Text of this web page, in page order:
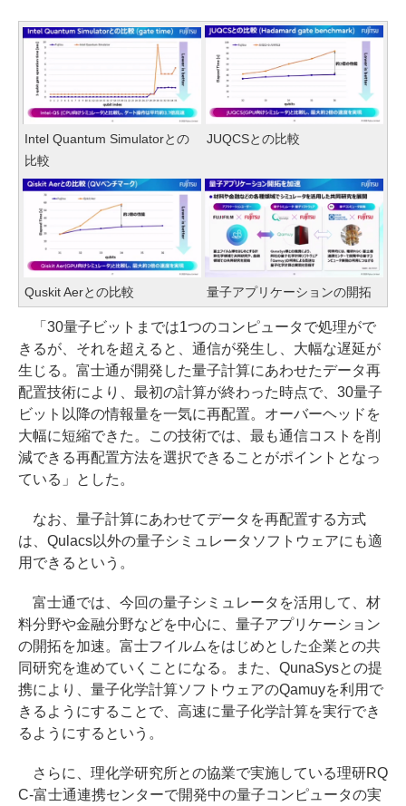
Intel Quantum Simulatorとの
比較
JUQCSとの比較
Quskit Aerとの比較 量子アプリケーションの開拓
「30量子ビットまでは1つのコンピュータで処理がで
きるが、それを超えると、通信が発生し、大幅な遅延が
生じる。富士通が開発した量子計算にあわせたデータ再
配置技術により、最初の計算が終わった時点で、30量子
ビット以降の情報量を一気に再配置。オーバーヘッドを
大幅に短縮できた。この技術では、最も通信コストを削
減できる再配置方法を選択できることがポイントとなっ
ている」とした。
なお、量子計算にあわせてデータを再配置する方式
は、Qulacs以外の量子シミュレータソフトウェアにも適
用できるという。
富士通では、今回の量子シミュレータを活用して、材
料分野や金融分野などを中心に、量子アプリケーション
の開拓を加速。富士フイルムをはじめとした企業との共
同研究を進めていくことになる。また、QunaSysとの提
携により、量子化学計算ソフトウェアのQamuyを利用で
きるようにすることで、高速に量子化学計算を実行でき
るようにするという。
さらに、理化学研究所との協業で実施している理研RQ
C-富士通連携センターで開発中の量子コンピュータの実